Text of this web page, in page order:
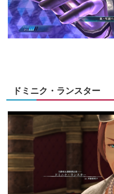
ドミニク・ランスター